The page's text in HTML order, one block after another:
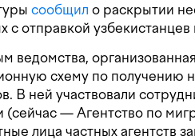
сообщил о раскрытии
с отправкой
ведомства,
схему по получению
В ней участвовали
(сейчас — Агентство по
лица частных агентств